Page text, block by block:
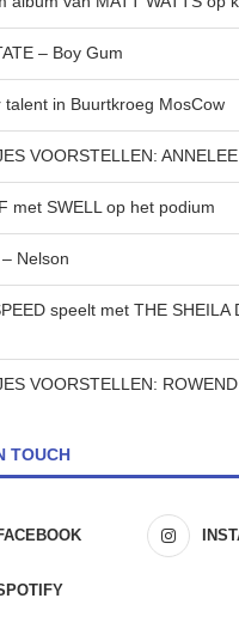
– Boy Gum
talent in Buurtkroeg MosCow
VOORSTELLEN: ANNELEE
met SWELL op het podium
Nelson
speelt met THE SHEILA
VOORSTELLEN: ROWEND
TOUCH